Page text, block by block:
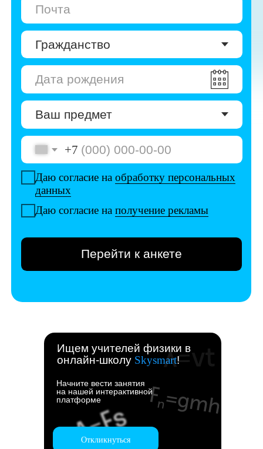
Даю согласие наобработку персональных
Даю согласие наполучение рекламы
Перейти к анкете
Ищем учителей физики в
онлайн-школу Skysmart!
Начните вести занятия
на нашей интерактивной
платформе
Откликнуться